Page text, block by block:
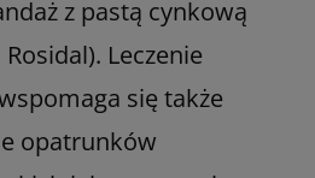
z pastą cynkową
Leczenie
się także
opatrunków